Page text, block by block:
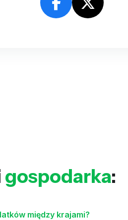
gospodarka:
między krajami?